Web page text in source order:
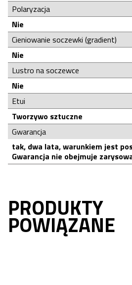
Polaryzacja
Nie
Cieniowanie soczewki (gradient)
Nie
Lustro na soczewce
Nie
Etui
Tworzywo sztuczne
Gwarancja
tak, dwa lata, warunkiem jest
Gwarancja nie obejmuje
PRODUKTY
POWIĄZANE